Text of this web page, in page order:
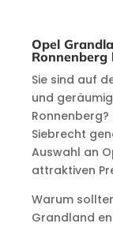
Opel
Ronnenberg
Sie sind auf
und
Ronnenberg?
Siebrecht
Auswahl an
attraktiven
Warum
Grandland